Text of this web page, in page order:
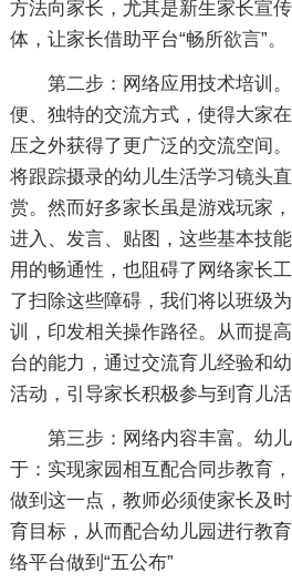
方法向家长，尤其是新生家长宣
体，让家长借助平台“畅所欲言”。
第二步：网络应用技术培训
便、独特的交流方式，使得大家
压之外获得了更广泛的交流空间
将跟踪摄录的幼儿生活学习镜头
赏。然而好多家长虽是游戏玩家
进入、发言、贴图，这些基本技
用的畅通性，也阻碍了网络家长
了扫除这些障碍，我们将以班级
训，印发相关操作路径。从而提
台的能力，通过交流育儿经验和
活动，引导家长积极参与到育儿活
第三步：网络内容丰富。幼
于：实现家园相互配合同步教育
做到这一点，教师必须使家长及
育目标，从而配合幼儿园进行教
络平台做到“五公布”